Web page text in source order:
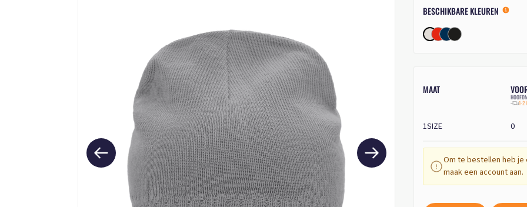
BESCHIKBARE KLEUREN
MAAT
1-2
1SIZE 0
Om te bestellen heb je
maak een account aan.